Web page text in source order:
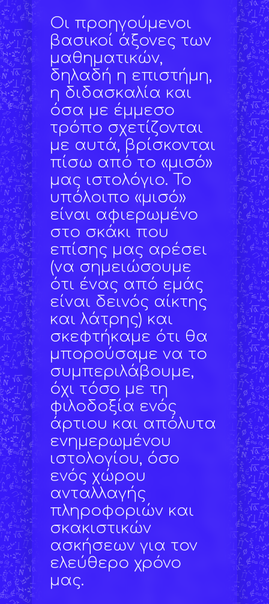
Οι προηγούμενοι
βασικοί άξονες των
μαθηματικών,
δηλαδή η επιστήμη,
η διδασκαλία και
όσα με έμμεσο
τρόπο σχετίζονται
με αυτά, βρίσκονται
πίσω από το «μισό»
μας ιστολόγιο. Το
υπόλοιπο «μισό»
είναι αφιερωμένο
στο σκάκι που
επίσης μας αρέσει
(να σημειώσουμε
ότι ένας από εμάς
είναι δεινός αίκτης
και λάτρης) και
σκεφτήκαμε ότι θα
μπορούσαμε να το
συμπεριλάβουμε,
όχι τόσο με τη
φιλοδοξία ενός
άρτιου και απόλυτα
ενημερωμένου
ιστολογίου, όσο
ενός χώρου
ανταλλαγής
πληροφοριών και
σκακιστικών
ασκήσεων για τον
ελεύθερο χρόνο
μας.